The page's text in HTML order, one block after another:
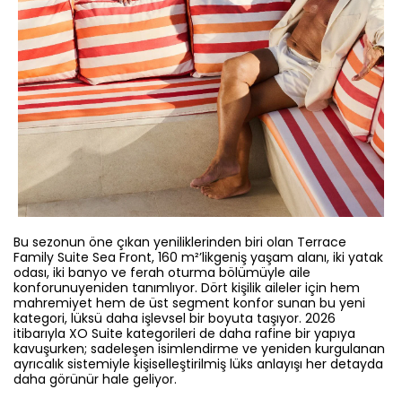
Bu sezonun öne çıkan yeniliklerinden biri olan Terrace
Family Suite Sea Front, 160 m²’likgeniş yaşam alanı, iki yatak
odası, iki banyo ve ferah oturma bölümüyle aile
konforunuyeniden tanımlıyor. Dört kişilik aileler için hem
mahremiyet hem de üst segment konfor sunan bu yeni
kategori, lüksü daha işlevsel bir boyuta taşıyor. 2026
itibarıyla XO Suite kategorileri de daha rafine bir yapıya
kavuşurken; sadeleşen isimlendirme ve yeniden kurgulanan
ayrıcalık sistemiyle kişiselleştirilmiş lüks anlayışı her detayda
daha görünür hale geliyor.